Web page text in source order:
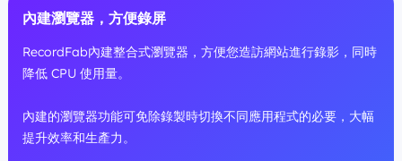
內建瀏覽器，方便錄屏
RecordFab內建整合式瀏覽器，方便您造訪網站進行錄影，同時
降低 CPU 使用量。
內建的瀏覽器功能可免除錄製時切換不同應用程式的必要，大幅
提升效率和生產力。